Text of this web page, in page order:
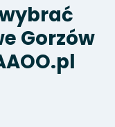
Gorzów